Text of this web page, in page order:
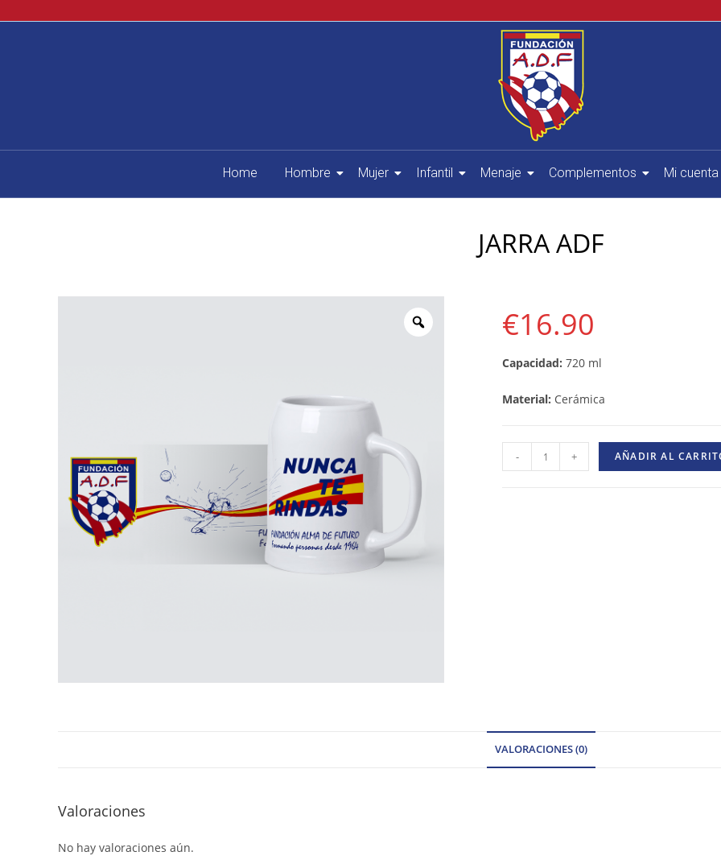
Home Hombre Mujer Infantil Menaje Complementos Mi cuenta
JARRA ADF
€16.90
Capacidad: 720 ml
Material: Cerámica
- + AÑADIR AL
VALORACIONES (0)
Valoraciones
No hay valoraciones aún.